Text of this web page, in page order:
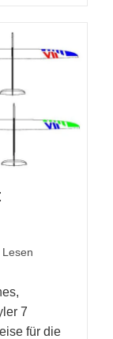
7
für die